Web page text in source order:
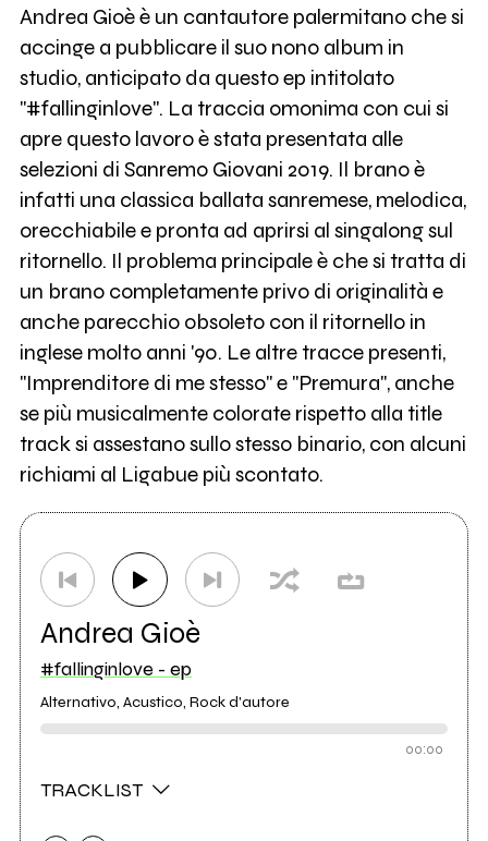
Andrea Gioè è un cantautore palermitano che si
accinge a pubblicare il suo nono album in
studio, anticipato da questo ep intitolato
"#fallinginlove". La traccia omonima con cui si
apre questo lavoro è stata presentata alle
selezioni di Sanremo Giovani 2019. Il brano è
infatti una classica ballata sanremese, melodica,
orecchiabile e pronta ad aprirsi al singalong sul
ritornello. Il problema principale è che si tratta di
un brano completamente privo di originalità e
anche parecchio obsoleto con il ritornello in
inglese molto anni '90. Le altre tracce presenti,
"Imprenditore di me stesso" e "Premura", anche
se più musicalmente colorate rispetto alla title
track si assestano sullo stesso binario, con alcuni
richiami al Ligabue più scontato.
Andrea Gioè
#fallinginlove - ep
Alternativo, Acustico, Rock d'autore
00:00
TRACKLIST